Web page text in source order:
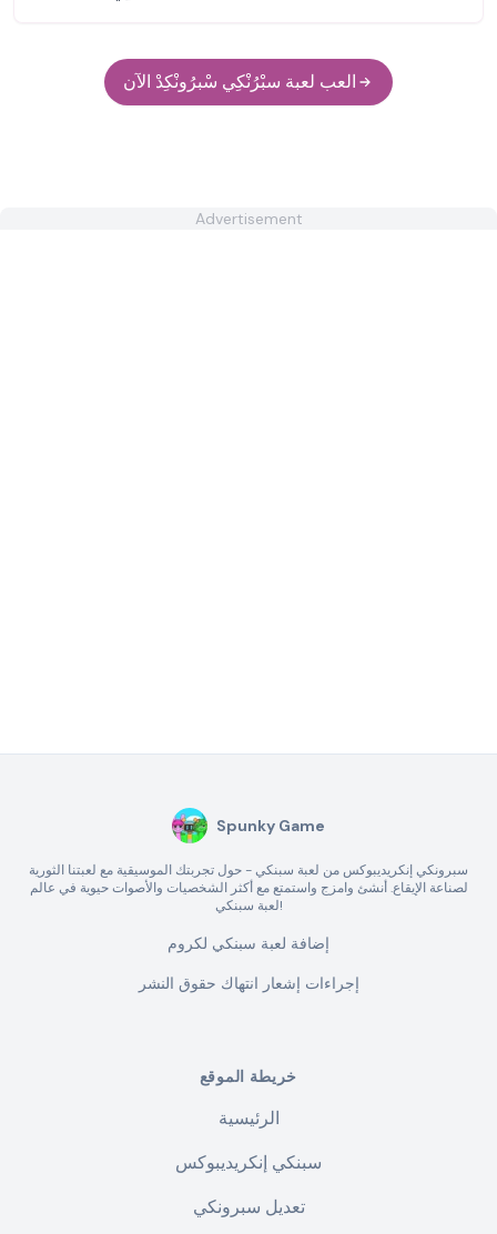
العب لعبة سبْرُنْكِي سْبرُونْكِدْ الآن
Advertisement
Spunky Game
سبرونكي إنكريديبوكس من لعبة سبنكي - حول تجربتك الموسيقية مع لعبتنا الثورية
لصناعة الإيقاع. أنشئ وامزج واستمتع مع أكثر الشخصيات والأصوات حيوية في عالم
لعبة سبنكي!
إضافة لعبة سبنكي لكروم
إجراءات إشعار انتهاك حقوق النشر
خريطة الموقع
الرئيسية
سبنكي إنكريديبوكس
تعديل سبرونكي